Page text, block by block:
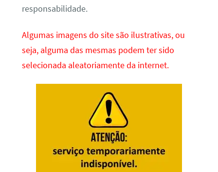
responsabilidade.
Algumas imagens do site são ilustrativas, ou
seja, alguma das mesmas podem ter sido
selecionada aleatoriamente da internet.